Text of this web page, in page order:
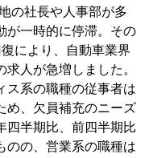
の社長や人事部が多
が一時的に停滞。その
により、自動車業界
人が急増しました。
ス系の職種の従事者は
め、欠員補充のニーズ
四半期比、前四半期比
のの、営業系の職種は